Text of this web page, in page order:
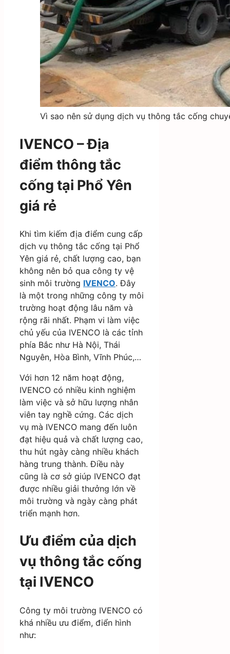
Vì sao nên sử dụng dịch vụ thông tắc cống
IVENCO – Địa
điểm thông tắc
cống tại Phổ Yên
giá rẻ
Khi tìm kiếm địa điểm cung cấp
dịch vụ thông tắc cống tại Phổ
Yên giá rẻ, chất lượng cao, bạn
không nên bỏ qua công ty vệ
sinh môi trường IVENCO. Đây
là một trong những công ty môi
trường hoạt động lâu năm và
rộng rãi nhất. Phạm vi làm việc
chủ yếu của IVENCO là các tỉnh
phía Bắc như Hà Nội, Thái
Nguyên, Hòa Bình, Vĩnh Phúc,…
Với hơn 12 năm hoạt động,
IVENCO có nhiều kinh nghiệm
làm việc và sở hữu lượng nhân
viên tay nghề cứng. Các dịch
vụ mà IVENCO mang đến luôn
đạt hiệu quả và chất lượng cao,
thu hút ngày càng nhiều khách
hàng trung thành. Điều này
cũng là cơ sở giúp IVENCO đạt
được nhiều giải thưởng lớn về
môi trường và ngày càng phát
triển mạnh hơn.
Ưu điểm của dịch
vụ thông tắc cống
tại IVENCO
Công ty môi trường IVENCO có
khá nhiều ưu điểm, điển hình
như: